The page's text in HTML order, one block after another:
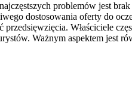
problemów jest
dostosowania oferty do
Właściciele
Ważnym aspektem jest